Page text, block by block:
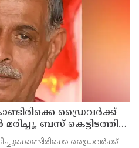
ഡ്രൈവർക്ക്
ബസ് കെട്ടിടത്തിൽ
പരിക്ക്
ഡ്രൈവർക്ക്